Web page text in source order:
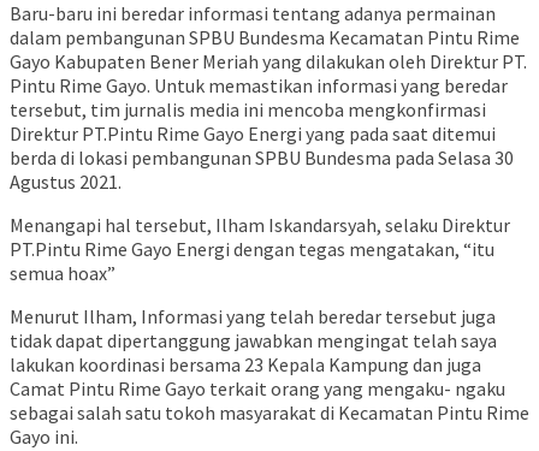
Baru-baru ini beredar informasi tentang adanya permainan
dalam pembangunan SPBU Bundesma Kecamatan Pintu Rime
Gayo Kabupaten Bener Meriah yang dilakukan oleh Direktur PT.
Pintu Rime Gayo. Untuk memastikan informasi yang beredar
tersebut, tim jurnalis media ini mencoba mengkonfirmasi
Direktur PT.Pintu Rime Gayo Energi yang pada saat ditemui
berda di lokasi pembangunan SPBU Bundesma pada Selasa 30
Agustus 2021.
Menangapi hal tersebut, Ilham Iskandarsyah, selaku Direktur
PT.Pintu Rime Gayo Energi dengan tegas mengatakan, “itu
semua hoax”
Menurut Ilham, Informasi yang telah beredar tersebut juga
tidak dapat dipertanggung jawabkan mengingat telah saya
lakukan koordinasi bersama 23 Kepala Kampung dan juga
Camat Pintu Rime Gayo terkait orang yang mengaku- ngaku
sebagai salah satu tokoh masyarakat di Kecamatan Pintu Rime
Gayo ini.